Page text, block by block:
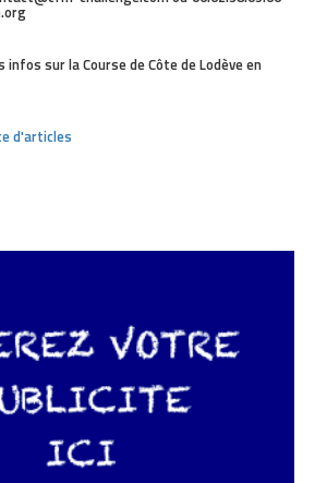
sur la Course de Côte de Lodève en
d'articles